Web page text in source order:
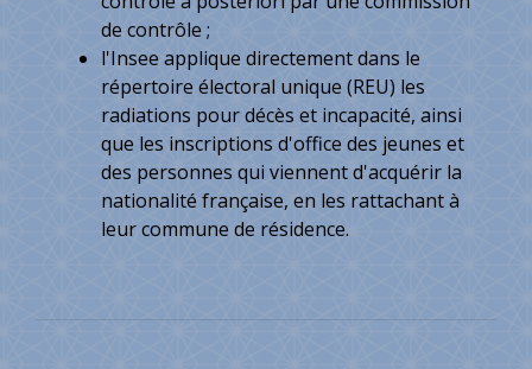
de contrôle ;
l'Insee applique directement dans le
répertoire électoral unique (REU) les
radiations pour décès et incapacité, ainsi
que les inscriptions d'office des jeunes et
des personnes qui viennent d'acquérir la
nationalité française, en les rattachant à
leur commune de résidence.